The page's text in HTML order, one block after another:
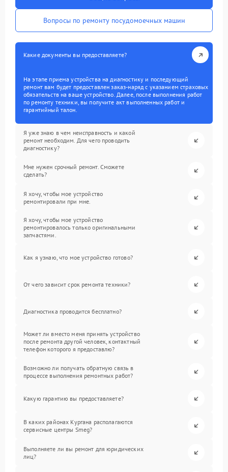
Вопросы по ремонту посудомоечных машин
Какие документы вы предоставляете?
На этапе приема устройства на диагностику и последующий
ремонт вам будет предоставлен заказ-наряд с указанием страховых
обязательств на ваше устройство. Далее, после выполнения работ
по ремонту техники, вы получите акт выполненных работ и
гарантийный талон.
Я уже знаю в чем неисправность и какой
ремонт необходим. Для чего проводить
диагностику?
Мне нужен срочный ремонт. Сможете
сделать?
Я хочу, чтобы мое устройство
ремонтировали при мне.
Я хочу, чтобы мое устройство
ремонтировалось только оригинальными
запчастями.
Как я узнаю, что мое устройство готово?
От чего зависит срок ремонта техники?
Диагностика проводится бесплатно?
Может ли вместо меня принять устройство
после ремонта другой человек, контактный
телефон которого я предоставлю?
Возможно ли получать обратную связь в
процессе выполнения ремонтных работ?
Какую гарантию вы предоставляете?
В каких районах Кургана располагаются
сервисные центры Smeg?
Выполняете ли вы ремонт для юридических
лиц?